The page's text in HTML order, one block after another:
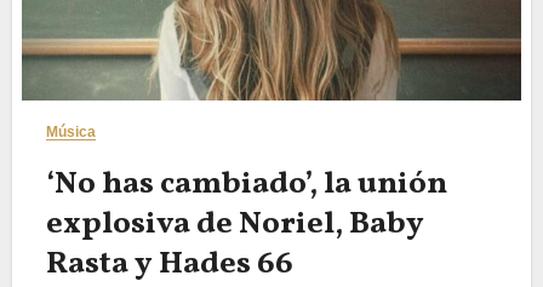
Música
‘No has cambiado’, la unión
explosiva de Noriel, Baby
Rasta y Hades 66